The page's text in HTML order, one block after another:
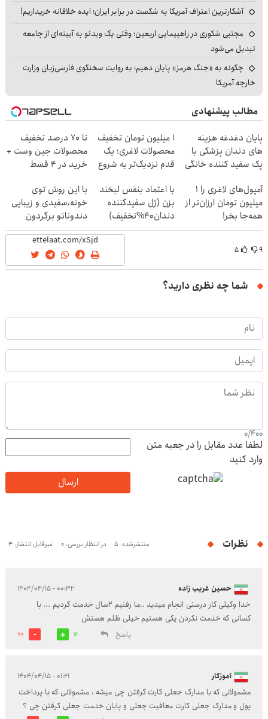
آشکارترین اعتراف آمریکا به شکست در برابر ایران؛ ایده خلاقانه خریداریم!
مجتبی شکوری در راهپیمایی اربعین؛ وقتی یک ویدئو به آیینه‌ای از جامعه
تبدیل می‌شود
چگونه به «جنگ هرمز» پایان دهیم؛ به روایت سخنگوی فارسی‌زبان وزارت
خارجه آمریکا
مطالب پیشنهادی
پایان دغدغه هزینه
های دندان پزشکی با
پک سفید کننده خانگی
۱ میلیون تومان تخفیف
محصولات لاغری؛ یک
قدم نزدیک‌تر به شروع
تا 70 درصد تخفیف
محصولات جین وست +
خرید در 4 قسط
آمپول‌های لاغری را ۱
میلیون تومان ارزان‌تر از
همه‌جا بخر!
با اعتماد بنفس لبخند
بزن (ژل سفیدکننده
دندان40%تخفیف)
با این روش توی
خونه،سفیدی و زیبایی
دندوناتو برگردون
(40%off)
۹ ۵
شما چه نظری دارید؟
0/400
لطفا عدد مقابل را در جعبه متن
وارد کنید
ارسال
نظرات منتشرشده: 5 در انتظار بررسی: 0 غیرقابل انتشار: 3
حسین غریب زاده ۰۰:۳۲ - ۱۴۰۴/۰۴/۱۵
خدا وکیلی کار درستی انجام میدید ‌..ما رفتیم ۲سال خدمت کردیم ... با
کسانی که خدمت نکردن یکی هستیم خیلی ظلم هستش
پاسخ
16
70
آموزگار ۰۱:۲۱ - ۱۴۰۴/۰۴/۱۵
مشمولانی که با مدارک جعلی کارت گرفتن چی میشه ، مشمولانی که با پرداخت
پول و مدارک جعلی کارت معافیت جعلی و پایان خدمت جعلی گرفتن چی ؟